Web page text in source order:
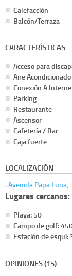
Calefacción
Balcón/Terraza
CARACTERÍSTICAS
Acceso para
Aire Acondicionado
Conexión A
Parking
Restaurante
Ascensor
Cafetería / Bar
Caja fuerte
LOCALIZACIÓN
. Avenida Papa
Lugares cercanos:
Playa: 50
Campo de golf:
Estación de esquí:
OPINIONES (15)